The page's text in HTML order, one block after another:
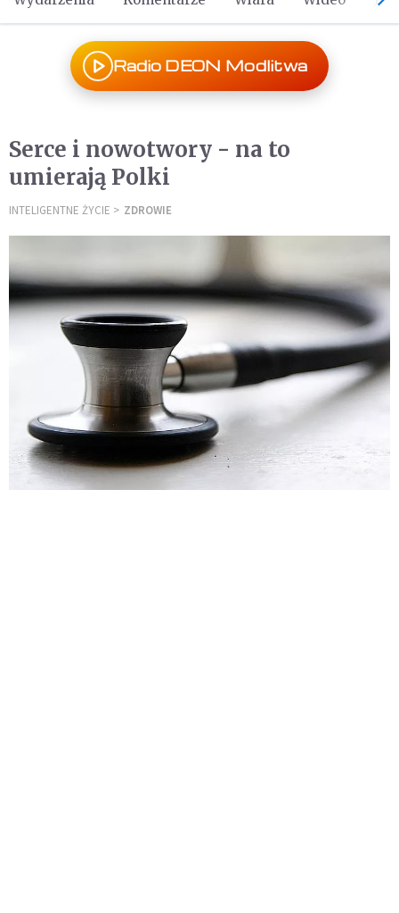
Radio DEON Modlitwa
Serce i nowotwory - na to
umierają Polki
INTELIGENTNE ŻYCIE ZDROWIE